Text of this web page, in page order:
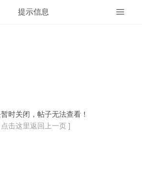
提示信息
时关闭，帖子无法查看！
点击这里返回上一页 ]